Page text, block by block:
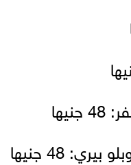
48 جنيها